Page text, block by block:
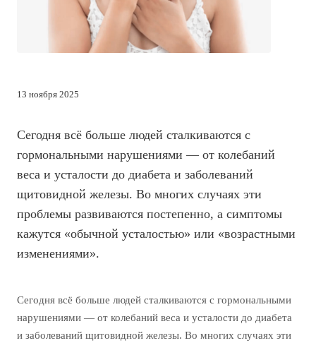
13 ноября 2025
Сегодня всё больше людей сталкиваются с
гормональными нарушениями — от колебаний
веса и усталости до диабета и заболеваний
щитовидной железы. Во многих случаях эти
проблемы развиваются постепенно, а симптомы
кажутся «обычной усталостью» или «возрастными
изменениями».
Сегодня всё больше людей сталкиваются с гормональными
нарушениями — от колебаний веса и усталости до диабета
и заболеваний щитовидной железы. Во многих случаях эти